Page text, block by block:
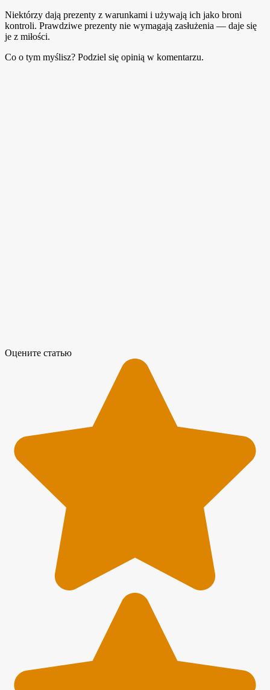
Niektórzy dają prezenty z warunkami i używają ich jako broni
kontroli. Prawdziwe prezenty nie wymagają zasłużenia — daje się
je z miłości.
Co o tym myślisz? Podziel się opinią w komentarzu.
Оцените статью